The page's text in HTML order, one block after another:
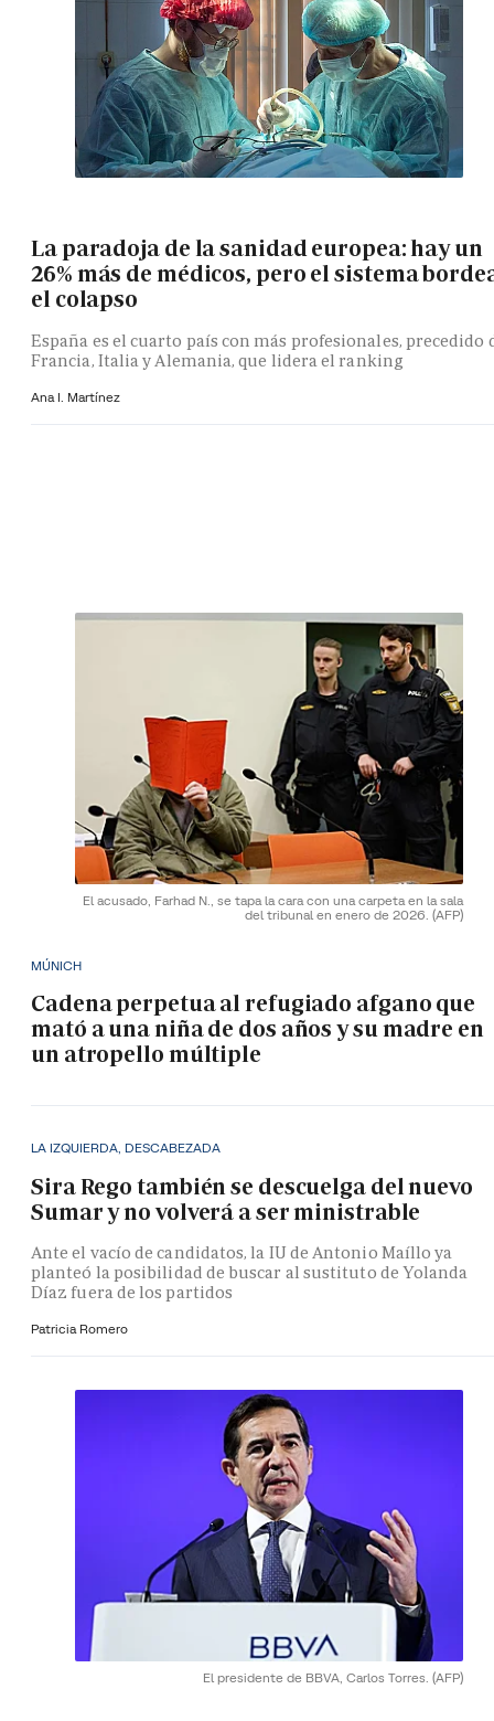
La paradoja de la sanidad europea: hay un
26% más de médicos, pero el sistema
el colapso
España es el cuarto país con más profesionales, precedido
Francia, Italia y Alemania, que lidera el ranking
Ana I. Martínez
El acusado, Farhad N., se tapa la cara con una carpeta en la sala
del tribunal en enero de 2026. (AFP)
MÚNICH
Cadena perpetua al refugiado afgano que
mató a una niña de dos años y su madre en
un atropello múltiple
LA IZQUIERDA, DESCABEZADA
Sira Rego también se descuelga del nuevo
Sumar y no volverá a ser ministrable
Ante el vacío de candidatos, la IU de Antonio Maíllo ya
planteó la posibilidad de buscar al sustituto de Yolanda
Díaz fuera de los partidos
Patricia Romero
El presidente de BBVA, Carlos Torres. (AFP)